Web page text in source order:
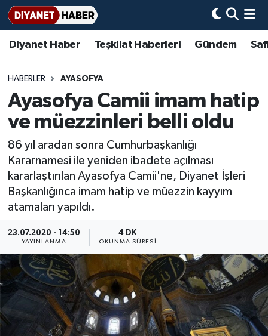
Diyanet Haber Teşkilat Haberleri Gündem
HABERLER AYASOFYA
Ayasofya Camii imam hatip
ve müezzinleri belli oldu
86 yıl aradan sonra Cumhurbaşkanlığı
Kararnamesi ile yeniden ibadete açılması
kararlaştırılan Ayasofya Camii'ne, Diyanet İşleri
Başkanlığınca imam hatip ve müezzin kayyım
atamaları yapıldı.
23.07.2020 - 14:50
YAYINLANMA
4 DK
OKUNMA SÜRESI
Diyanet Haber
Teşkilat Haberleri
Adana Müftülüğü
Adıyaman Müftülüğü
Afyonkarahisar Müftülüğü
Aksaray Müftülüğü
Amasya Müftülüğü
Ankara Müftülüğü
Antalya Müftülüğü
Ardahan Müftülüğü
Artvin Müftülüğü
Gündem
Bir Ayet
Bir Hikaye
Biyografiler
Diyanet Bilgi
Diyanet Takvimi
Dualar
Hadislerle İslam
Kudüs
Kurban
Basında Bugün
DİYANET eKİTAP
Diyanet Dergi
Aile Dergisi
Aylık Dergi
TDV
Hutbeler
DİYANET AKADEMİ
İmam Hatip Okulları
Başmakale
Hadis-i Şerifler
Hayat Okumaları
Nöbetçi Eczaneler
Hava Durumu
Ankara Namaz Vakitleri
Süper Lig Puan Durumu ve Fikstür
Tüm Manşetler
Son Dakika Haberleri
Haber Arşivi